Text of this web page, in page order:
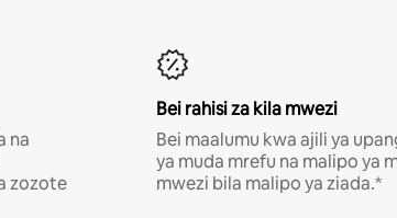
na
zozote
Bei rahisi za kila mwezi
Bei maalumu kwa ajili ya
ya muda mrefu na malipo ya
mwezi bila malipo ya ziada.*